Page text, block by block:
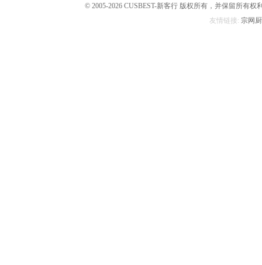
© 2005-2026 CUSBEST-新客行 版权所有，并保留所有权
友情链接: 宗网